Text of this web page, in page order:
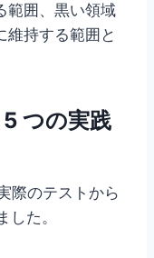
範囲、黒い領域
維持する範囲と
つの実践
際のテストから
た。